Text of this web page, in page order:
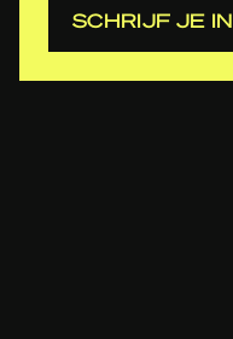
SCHRIJF JE IN